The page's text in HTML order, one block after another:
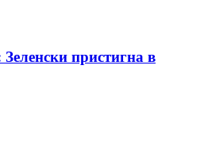
пристигна в